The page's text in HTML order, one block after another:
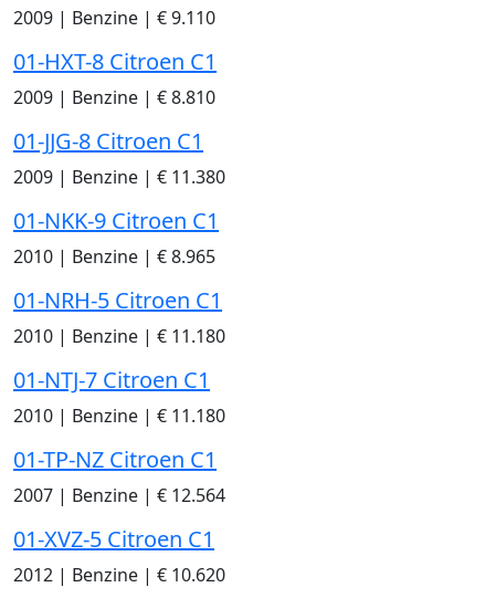
2009 | Benzine | € 9.110
01-HXT-8 Citroen C1
2009 | Benzine | € 8.810
01-JJG-8 Citroen C1
2009 | Benzine | € 11.380
01-NKK-9 Citroen C1
2010 | Benzine | € 8.965
01-NRH-5 Citroen C1
2010 | Benzine | € 11.180
01-NTJ-7 Citroen C1
2010 | Benzine | € 11.180
01-TP-NZ Citroen C1
2007 | Benzine | € 12.564
01-XVZ-5 Citroen C1
2012 | Benzine | € 10.620